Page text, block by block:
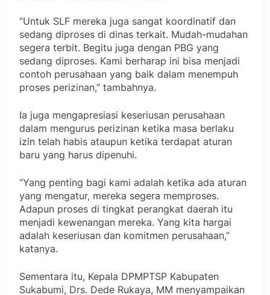
“Untuk SLF mereka juga sangat koordinatif dan
sedang diproses di dinas terkait. Mudah-mudahan
segera terbit. Begitu juga dengan PBG yang
sedang diproses. Kami berharap ini bisa menjadi
contoh perusahaan yang baik dalam menempuh
proses perizinan,” tambahnya.
Ia juga mengapresiasi keseriusan perusahaan
dalam mengurus perizinan ketika masa berlaku
izin telah habis ataupun ketika terdapat aturan
baru yang harus dipenuhi.
“Yang penting bagi kami adalah ketika ada aturan
yang mengatur, mereka segera memproses.
Adapun proses di tingkat perangkat daerah itu
menjadi kewenangan mereka. Yang kita hargai
adalah keseriusan dan komitmen perusahaan,”
katanya.
Sementara itu, Kepala DPMPTSP Kabupaten
Sukabumi, Drs. Dede Rukaya, MM menyampaikan